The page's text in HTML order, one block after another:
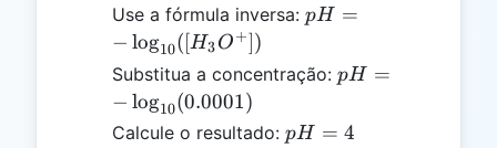
Use a fórmula inversa: pH = -
([H_3O^+])
pH =
− log10([H3O+])
Substitua a concentração: pH = -
(0.0001)
pH =
− log10(0.0001)
Calcule o resultado: pH
pH = 4